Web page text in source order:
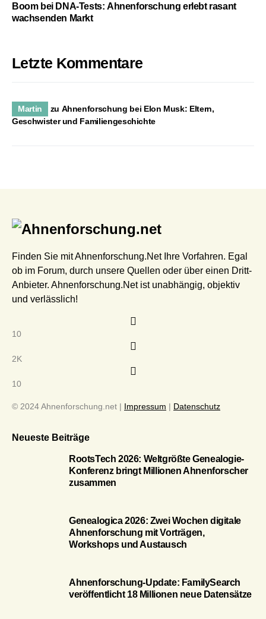
Boom bei DNA-Tests: Ahnenforschung erlebt rasant
wachsenden Markt
Letzte Kommentare
Martin zu Ahnenforschung bei Elon Musk: Eltern,
Geschwister und Familiengeschichte
Finden Sie mit Ahnenforschung.Net Ihre Vorfahren. Egal
ob im Forum, durch unsere Quellen oder über einen Dritt-
Anbieter. Ahnenforschung.Net ist unabhängig, objektiv
und verlässlich!
10
2K
10
© 2024 Ahnenforschung.net | Impressum | Datenschutz
Neueste Beiträge
RootsTech 2026: Weltgrößte Genealogie-
Konferenz bringt Millionen Ahnenforscher
zusammen
Genealogica 2026: Zwei Wochen digitale
Ahnenforschung mit Vorträgen,
Workshops und Austausch
Ahnenforschung-Update: FamilySearch
veröffentlicht 18 Millionen neue Datensätze